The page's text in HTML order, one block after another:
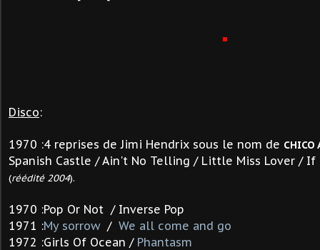
Disco:
1970 :4 reprises de Jimi Hendrix sous le nom de CHICO
Spanish Castle / Ain't No Telling / Little Miss Lover / If
(réédité 2004).
1970 :Pop Or Not / Inverse Pop
1971 :My sorrow/ We all come and go
1972 :Girls Of Ocean / Phantasm